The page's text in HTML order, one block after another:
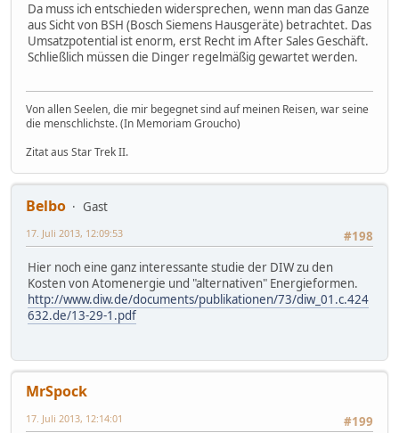
Da muss ich entschieden widersprechen, wenn man das Ganze
aus Sicht von BSH (Bosch Siemens Hausgeräte) betrachtet. Das
Umsatzpotential ist enorm, erst Recht im After Sales Geschäft.
Schließlich müssen die Dinger regelmäßig gewartet werden.
Von allen Seelen, die mir begegnet sind auf meinen Reisen, war seine
die menschlichste. (In Memoriam Groucho)
Zitat aus Star Trek II.
Belbo
Gast
#198
17. Juli 2013, 12:09:53
Hier noch eine ganz interessante studie der DIW zu den
Kosten von Atomenergie und "alternativen" Energieformen.
http://www.diw.de/documents/publikationen/73/diw_01.c.424
632.de/13-29-1.pdf
MrSpock
#199
17. Juli 2013, 12:14:01